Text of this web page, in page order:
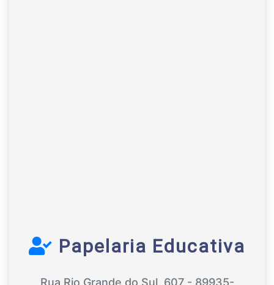
Papelaria Educativa
Rua Rio Grande do Sul, 607 - 89935-